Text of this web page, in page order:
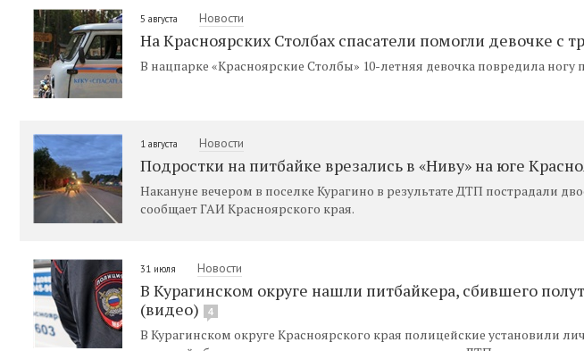
5 августа Новости
На Красноярских Столбах спасатели помогли девочке с
В нацпарке «Красноярские Столбы» 10-летняя девочка повредила ногу
1 августа Новости
Подростки на питбайке врезались в «Ниву» на юге
Накануне вечером в поселке Курагино в результате ДТП пострадали
сообщает ГАИ Красноярского края.
31 июля Новости
В Курагинском округе нашли питбайкера, сбившего
(видео)
4
В Курагинском округе Красноярского края полицейские установили